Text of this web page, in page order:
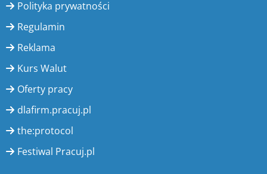
Polityka prywatności
Regulamin
Reklama
Kurs Walut
Oferty pracy
dlafirm.pracuj.pl
the:protocol
Festiwal Pracuj.pl